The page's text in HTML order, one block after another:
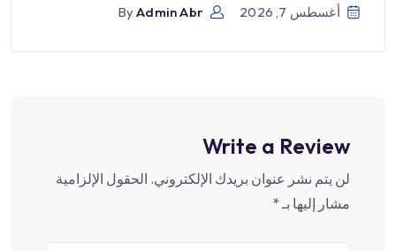
أغسطس 7, 2026 ByAdmin Abr
Write a Review
لن يتم نشر عنوان بريدك الإلكتروني. الحقول الإلزامية
مشار إليها بـ*